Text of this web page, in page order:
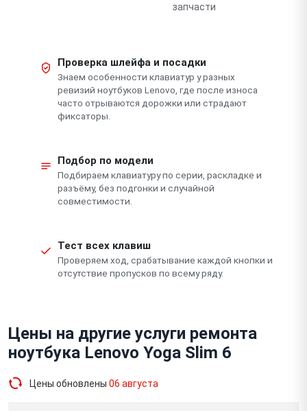
запчасти
Проверка шлейфа и посадки
Знаем особенности клавиатур у разных
ревизий ноутбуков Lenovo, где после износа
часто отрываются дорожки или страдают
фиксаторы.
Подбор по модели
Подбираем клавиатуру по серии, раскладке и
разъёму, без подгонки и случайной
совместимости.
Тест всех клавиш
Проверяем ход, срабатывание каждой кнопки и
отсутствие пропусков по всему ряду.
Цены на другие услуги ремонта
ноутбука Lenovo Yoga Slim 6
Цены обновлены 06 августа